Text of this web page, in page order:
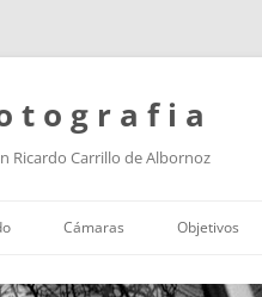
t o g r a f i a
Ricardo Carrillo de Albornoz
Cámaras Objetivos